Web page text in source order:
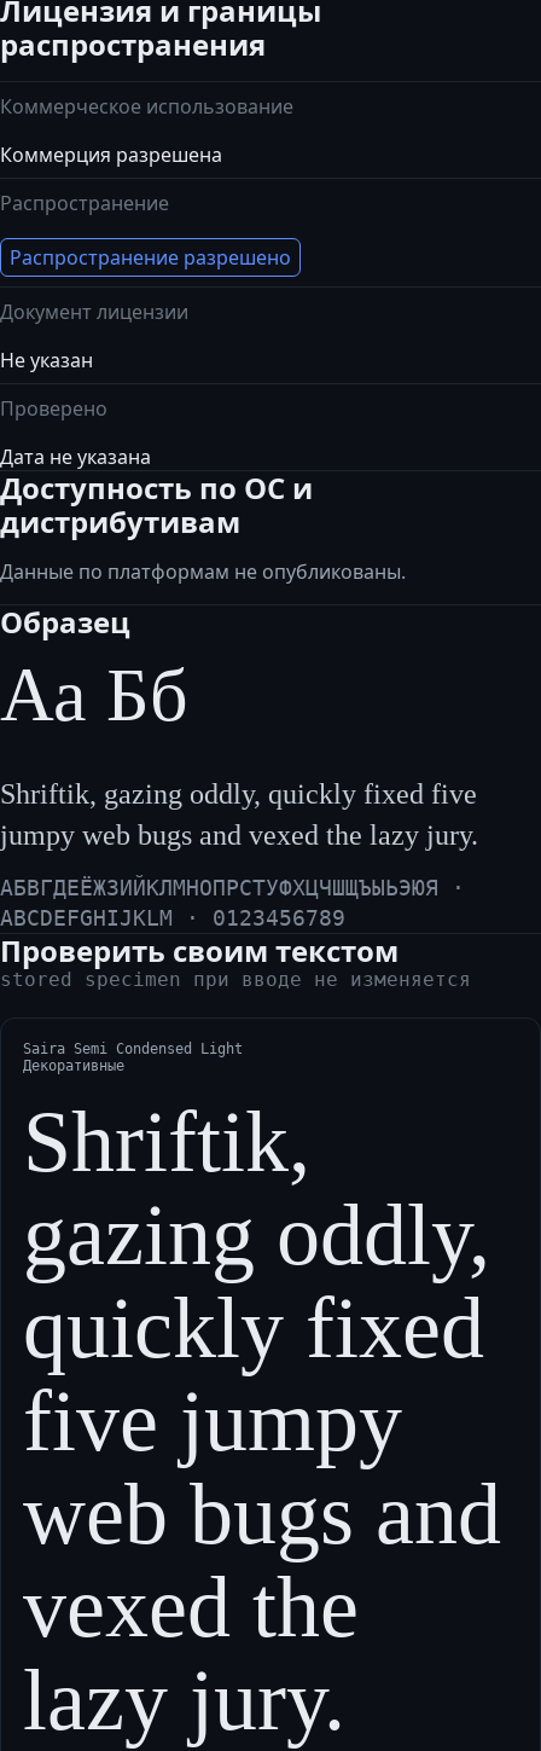
Лицензия и границы
распространения
Коммерческое использование
Коммерция разрешена
Распространение
Распространение разрешено
Документ лицензии
Не указан
Проверено
Дата не указана
Доступность по ОС и
дистрибутивам
Данные по платформам не опубликованы.
Образец
Аа Бб
Shriftik, gazing oddly, quickly fixed five
jumpy web bugs and vexed the lazy jury.
АБВГДЕЁЖЗИЙКЛМНОПРСТУФХЦЧШЩЪЫЬЭЮЯ ·
ABCDEFGHIJKLM · 0123456789
Проверить своим текстом
stored specimen при вводе не изменяется
Saira Semi Condensed Light
Декоративные
Shriftik,
gazing oddly,
quickly fixed
five jumpy
web bugs and
vexed the
lazy jury.